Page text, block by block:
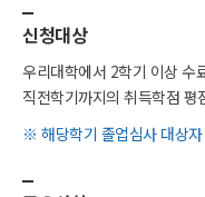
신청대상
우리대학에서 2학기 이상 수
직전학기까지의 취득학점
※ 해당학기 졸업심사 대상